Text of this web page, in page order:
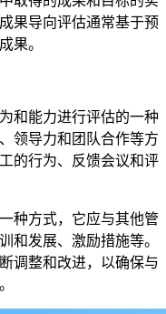
果导向评估通常基于预
果。
和能力进行评估的一种
领导力和团队合作等方
的行为、反馈会议和评
种方式，它应与其他管
和发展、激励措施等。
调整和改进，以确保与